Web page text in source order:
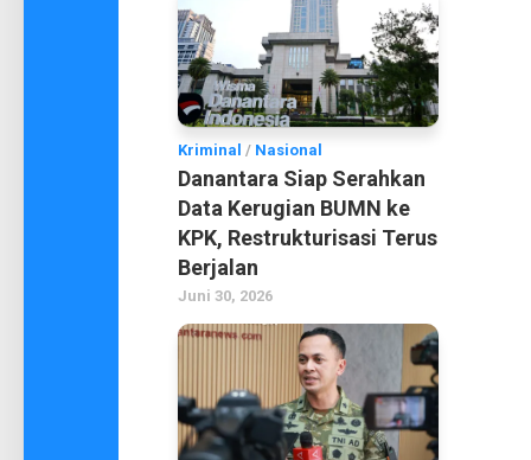
Kriminal / Nasional
Danantara Siap Serahkan
Data Kerugian BUMN ke
KPK, Restrukturisasi Terus
Berjalan
Juni 30, 2026